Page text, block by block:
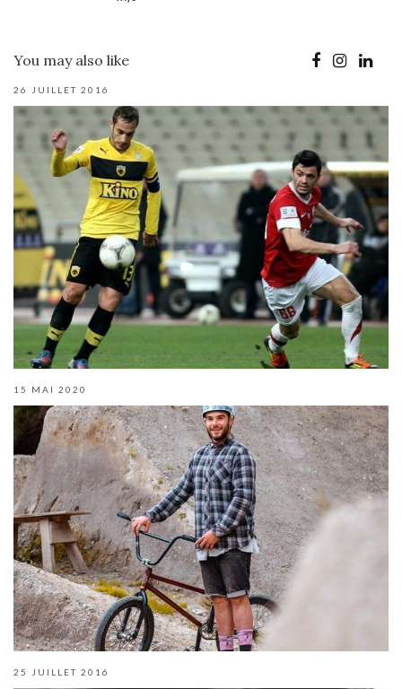
You may also like
26 JUILLET 2016
15 MAI 2020
25 JUILLET 2016